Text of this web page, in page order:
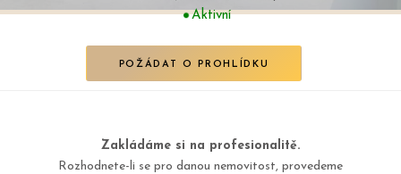
Aktivní
POŽÁDAT O PROHLÍDKU
Zakládáme si na profesionalitě.
Rozhodnete-li se pro danou nemovitost, provedeme